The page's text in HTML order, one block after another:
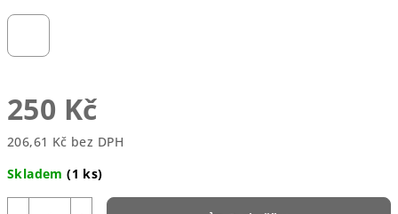
250 Kč
206,61 Kč bez DPH
cena:
Skladem(1 ks)